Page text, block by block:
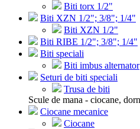
Biti torx 1/2"
Biti XZN 1/2"; 3/8"; 1/4"
Biti XZN 1/2"
Biti RIBE 1/2"; 3/8"; 1/4"
Biti speciali
Biti imbus alternator
Seturi de biti speciali
Trusa de biti
Scule de mana - ciocane,
Ciocane mecanice
Ciocane